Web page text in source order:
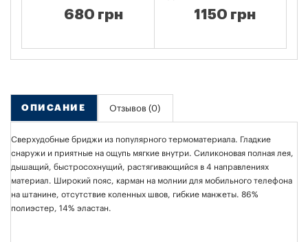
680 грн 1150 грн
ОПИСАНИЕ Отзывов (0)
Сверхудобные бриджи из популярного термоматериала. Гладкие
снаружи и приятные на ощупь мягкие внутри. Силиконовая полная лея,
дышащий, быстросохнущий, растягивающийся в 4 направлениях
материал. Широкий пояс, карман на молнии для мобильного телефона
на штанине, отсутствие коленных швов, гибкие манжеты. 86%
полиэстер, 14% эластан.